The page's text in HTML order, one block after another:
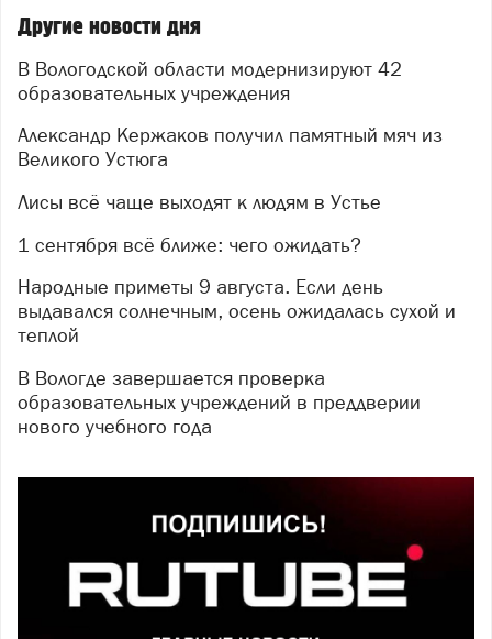
Другие новости дня
В Вологодской области модернизируют 42
образовательных учреждения
Александр Кержаков получил памятный мяч из
Великого Устюга
Лисы всё чаще выходят к людям в Устье
1 сентября всё ближе: чего ожидать?
Народные приметы 9 августа. Если день
выдавался солнечным, осень ожидалась сухой и
теплой
В Вологде завершается проверка
образовательных учреждений в преддверии
нового учебного года